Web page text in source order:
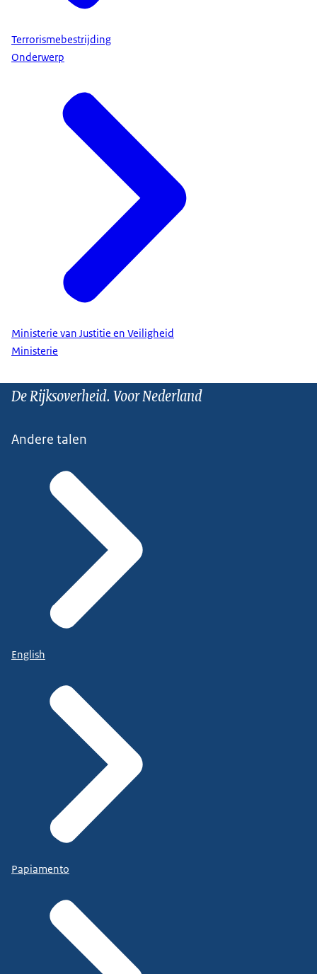
Terrorismebestrijding
Onderwerp
Ministerie van Justitie en Veiligheid
Ministerie
De Rijksoverheid. Voor Nederland
Andere talen
English
Papiamento